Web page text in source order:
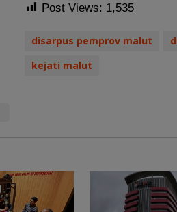
Post Views: 1,535
disarpus pemprov malut
kejati malut